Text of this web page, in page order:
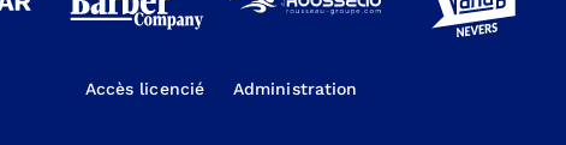
Accès licencié Administration